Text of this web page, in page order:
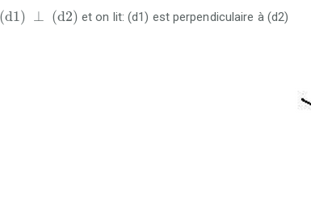
(d1) ⊥ (d2)
(d1) ⊥ d 2) et on lit: (d1) est perpendiculaire à (d2)